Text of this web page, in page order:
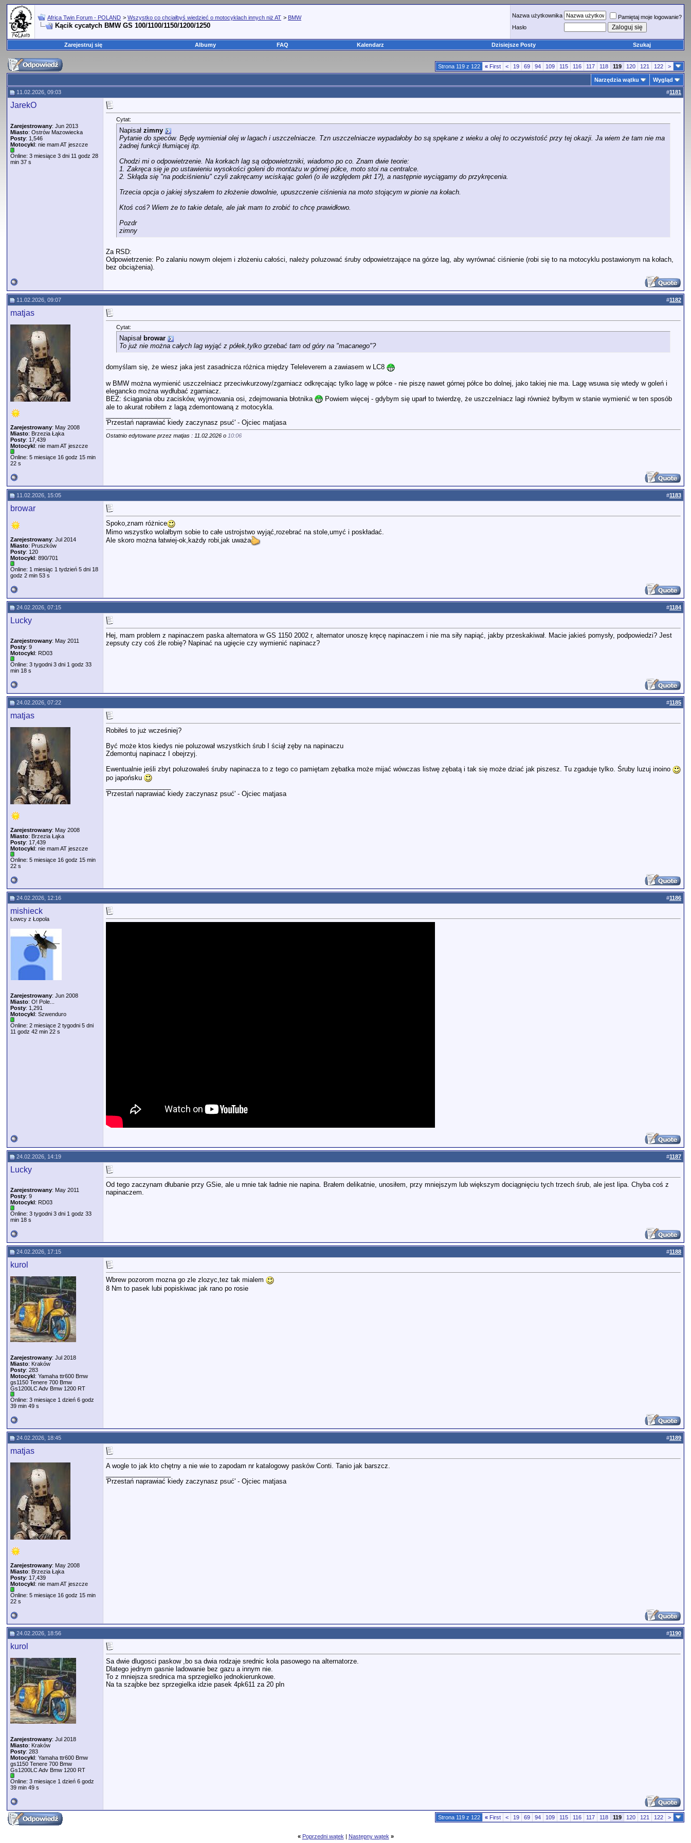
Africa Twin Forum - POLAND > Wszystko co chciałbyś wiedzieć o motocyklach innych niż AT > BMW
Kącik cycatych BMW GS 100/1100/1150/1200/1250
Nazwa użytkownika
Pamiętaj moje logowanie?
Hasło
Zarejestruj się Albumy FAQ Kalendarz Dzisiejsze Posty Szukaj
Strona 119 z 122 « First < 19 69 94 109 115 116 117 118 119 120 121 122 >
Narzędzia wątku
Wygląd
11.02.2026, 09:03
#1181
JarekO
Zarejestrowany: Jun 2013
Miasto: Ostrów Mazowiecka
Posty: 1,546
Motocykl: nie mam AT jeszcze
Online: 3 miesiące 3 dni 11 godz 28
min 37 s
Cytat:
Napisał zimny
Pytanie do speców. Będę wymieniał olej w lagach i uszczelniacze. Tzn uszczelniacze wypadałoby bo są spękane z wieku a olej to oczywistość przy tej okazji. Ja wiem że tam nie ma
żadnej funkcji tłumiącej itp.
Chodzi mi o odpowietrzenie. Na korkach lag są odpowietrzniki, wiadomo po co. Znam dwie teorie:
1. Zakręca się je po ustawieniu wysokości goleni do montażu w górnej półce, moto stoi na centralce.
2. Skłąda się "na podciśnieniu" czyli zakręcamy wciskając goleń (o ile względem pkt 1?), a następnie wyciągamy do przykręcenia.
Trzecia opcja o jakiej słyszałem to złożenie dowolnie, upuszczenie ciśnienia na moto stojącym w pionie na kołach.
Ktoś coś? Wiem że to takie detale, ale jak mam to zrobić to chcę prawidłowo.
Pozdr
zimny
Za RSD:
Odpowietrzenie: Po zalaniu nowym olejem i złożeniu całości, należy poluzować śruby odpowietrzające na górze lag, aby wyrównać ciśnienie (robi się to na motocyklu postawionym na kołach,
bez obciążenia).
11.02.2026, 09:07 #1182
matjas
Zarejestrowany: May 2008
Miasto: Brzezia Łąka
Posty: 17,439
Motocykl: nie mam AT jeszcze
Online: 5 miesiące 16 godz 15 min
22 s
Cytat:
Napisał browar
To już nie można całych lag wyjąć z półek,tylko grzebać tam od góry na "macanego"?
domyślam się, że wiesz jaka jest zasadnicza różnica między Teleleverem a zawiasem w LC8
w BMW można wymienić uszczelniacz przeciwkurzowy/zgarniacz odkręcając tylko lagę w półce - nie piszę nawet górnej półce bo dolnej, jako takiej nie ma. Lagę wsuwa się wtedy w goleń i
elegancko można wydłubać zgarniacz.
BEZ: ściągania obu zacisków, wyjmowania osi, zdejmowania błotnika
Powiem więcej - gdybym się uparł to twierdzę, że uszczelniacz lagi również byłbym w stanie wymienić w ten sposób
ale to akurat robiłem z lagą zdemontowaną z motocykla.
'Przestań naprawiać kiedy zaczynasz psuć' - Ojciec matjasa
Ostatnio edytowane przez matjas : 11.02.2026 o 10:06
11.02.2026, 15:05 #1183
browar
Zarejestrowany: Jul 2014
Miasto: Pruszków
Posty: 120
Motocykl: 890/701
Online: 1 miesiąc 1 tydzień 5 dni 18
godz 2 min 53 s
Spoko,znam różnice
Mimo wszystko wolałbym sobie to całe ustrojstwo wyjąć,rozebrać na stole,umyć i poskładać.
Ale skoro można łatwiej-ok,każdy robi,jak uważa
24.02.2026, 07:15 #1184
Lucky
Zarejestrowany: May 2011
Posty: 9
Motocykl: RD03
Online: 3 tygodni 3 dni 1 godz 33
min 18 s
Hej, mam problem z napinaczem paska alternatora w GS 1150 2002 r, alternator unoszę kręcę napinaczem i nie ma siły napiąć, jakby przeskakiwał. Macie jakieś pomysły, podpowiedzi? Jest
zepsuty czy coś źle robię? Napinać na ugięcie czy wymienić napinacz?
24.02.2026, 07:22 #1185
matjas
Zarejestrowany: May 2008
Miasto: Brzezia Łąka
Posty: 17,439
Motocykl: nie mam AT jeszcze
Online: 5 miesiące 16 godz 15 min
22 s
Robiłeś to już wcześniej?
Być może ktos kiedys nie poluzował wszystkich śrub I ściął zęby na napinaczu
Zdemontuj napinacz I obejrzyj.
Ewentualnie jeśli zbyt poluzowałeś śruby napinacza to z tego co pamiętam zębatka może mijać wówczas listwę zębatą i tak się może dziać jak piszesz. Tu zgaduje tylko. Śruby luzuj inoino
po japońsku
'Przestań naprawiać kiedy zaczynasz psuć' - Ojciec matjasa
24.02.2026, 12:16 #1186
mishieck
Łowcy z Łopola
Zarejestrowany: Jun 2008
Miasto: O! Pole...
Posty: 1,291
Motocykl: Szwenduro
Online: 2 miesiące 2 tygodni 5 dni
11 godz 42 min 22 s
24.02.2026, 14:19 #1187
Lucky
Zarejestrowany: May 2011
Posty: 9
Motocykl: RD03
Online: 3 tygodni 3 dni 1 godz 33
min 18 s
Od tego zaczynam dłubanie przy GSie, ale u mnie tak ładnie nie napina. Brałem delikatnie, unosiłem, przy mniejszym lub większym dociągnięciu tych trzech śrub, ale jest lipa. Chyba coś z
napinaczem.
24.02.2026, 17:15 #1188
kurol
Zarejestrowany: Jul 2018
Miasto: Kraków
Posty: 283
Motocykl: Yamaha ttr600 Bmw
gs1150 Tenere 700 Bmw
Gs1200LC Adv Bmw 1200 RT
Online: 3 miesiące 1 dzień 6 godz
39 min 49 s
Wbrew pozorom mozna go zle zlozyc,tez tak mialem
8 Nm to pasek lubi popiskiwac jak rano po rosie
24.02.2026, 18:45 #1189
matjas
Zarejestrowany: May 2008
Miasto: Brzezia Łąka
Posty: 17,439
Motocykl: nie mam AT jeszcze
Online: 5 miesiące 16 godz 15 min
22 s
A wogle to jak kto chętny a nie wie to zapodam nr katalogowy pasków Conti. Tanio jak barszcz.
'Przestań naprawiać kiedy zaczynasz psuć' - Ojciec matjasa
24.02.2026, 18:56 #1190
kurol
Zarejestrowany: Jul 2018
Miasto: Kraków
Posty: 283
Motocykl: Yamaha ttr600 Bmw
gs1150 Tenere 700 Bmw
Gs1200LC Adv Bmw 1200 RT
Online: 3 miesiące 1 dzień 6 godz
39 min 49 s
Sa dwie dlugosci paskow ,bo sa dwia rodzaje srednic kola pasowego na alternatorze.
Dlatego jednym gasnie ladowanie bez gazu a innym nie.
To z mniejsza srednica ma sprzegielko jednokierunkowe.
Na ta szajbke bez sprzegielka idzie pasek 4pk611 za 20 pln
Strona 119 z 122 « First < 19 69 94 109 115 116 117 118 119 120 121 122 >
« Poprzedni wątek | Następny wątek »